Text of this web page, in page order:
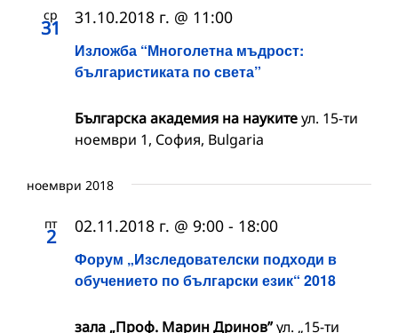
ср
31
Изложба “Многолетна мъдрост:
българистиката по света”
31.10.2018 г. @ 11:00
Българска академия на наукитеул. 15-ти
ноември 1, София, Bulgaria
ноември 2018
пт
2
Форум „Изследователски подходи в
обучението по български език“ 2018
02.11.2018 г. @ 9:00 - 18:00
зала „Проф. Марин Дринов”ул. „15-ти